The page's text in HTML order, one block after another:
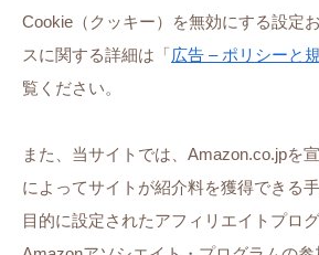
Cookie（クッキー）を無効にする設定
スに関する詳細は「広告 – ポリシーと
覧ください。
また、当サイトでは、Amazon.co.jpを
によってサイトが紹介料を獲得できる
目的に設定されたアフィリエイトプログ